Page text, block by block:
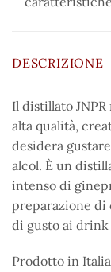
DESCRIZIONE
Il distillato JNPR
alta qualità,
desidera
alcol. È un
intenso di
preparazione di
di gusto ai drink
Prodotto in